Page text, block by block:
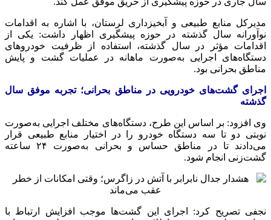
مدیرکل منابع طبیعی و آبخیزداری لرستان، با اشاره به اقدامات
نوآورانه سال گذشته در حوزه پیشگیری اظهار داشت: یکی از
اقدامات مؤثر در سال گذشته، استفاده از ظرفیت خودروهای
دستگاه‌های اجرایی به‌صورت ماهانه در عملیات گشت و پایش
مناطق بحرانی بود.
اجرای گشت‌های خودرویی در مناطق بحرانی؛ تجربه موفق سال
گذشته
وی افزود: بر اساس این طرح، دستگاه‌های مختلف اجرایی به‌صورت
نوبتی دو تا سه دستگاه خودرو را در اختیار منابع طبیعی قرار
می‌دادند تا در مناطق حساس و بحرانی به‌صورت ۲۴ ساعته
گشت‌زنی انجام شود.
نجفی تصریح کرد: اجرای این گشت‌ها موجب افزایش ارتباط با